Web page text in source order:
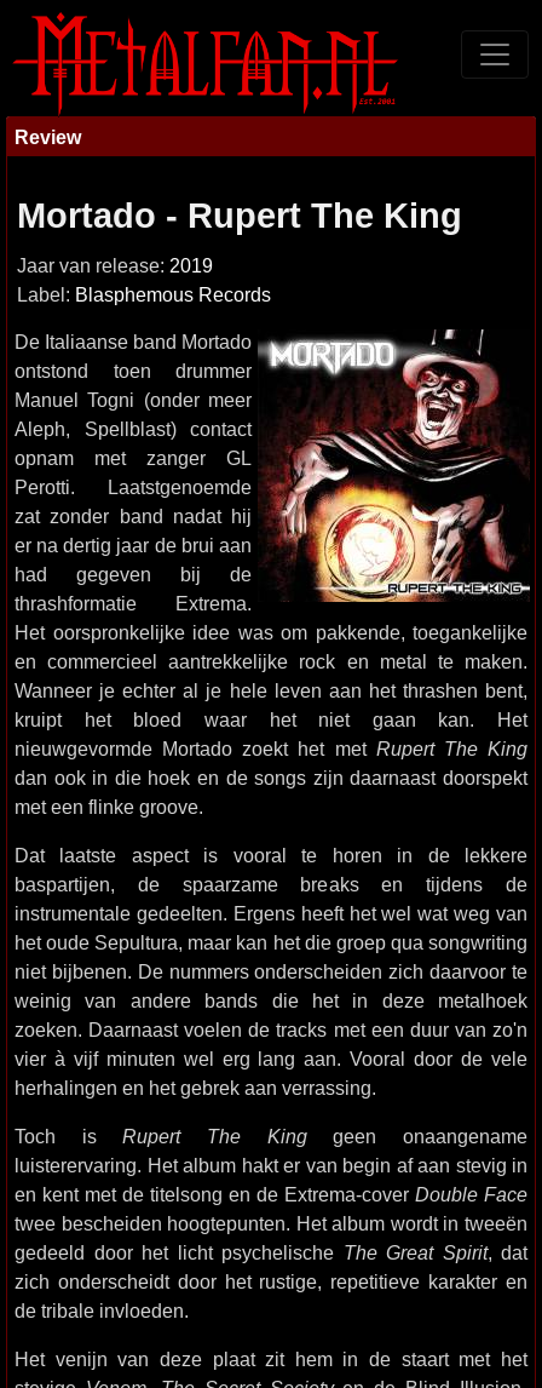
Review
Mortado - Rupert The King
Jaar van release: 2019
Label: Blasphemous Records
De Italiaanse band Mortado
ontstond toen drummer
Manuel Togni (onder meer
Aleph, Spellblast) contact
opnam met zanger GL
Perotti. Laatstgenoemde
zat zonder band nadat hij
er na dertig jaar de brui aan
had gegeven bij de
thrashformatie Extrema.
Het oorspronkelijke idee was om pakkende, toegankelijke
en commercieel aantrekkelijke rock en metal te maken.
Wanneer je echter al je hele leven aan het thrashen bent,
kruipt het bloed waar het niet gaan kan. Het
nieuwgevormde Mortado zoekt het met Rupert The King
dan ook in die hoek en de songs zijn daarnaast doorspekt
met een flinke groove.
Dat laatste aspect is vooral te horen in de lekkere
baspartijen, de spaarzame breaks en tijdens de
instrumentale gedeelten. Ergens heeft het wel wat weg van
het oude Sepultura, maar kan het die groep qua songwriting
niet bijbenen. De nummers onderscheiden zich daarvoor te
weinig van andere bands die het in deze metalhoek
zoeken. Daarnaast voelen de tracks met een duur van zo'n
vier à vijf minuten wel erg lang aan. Vooral door de vele
herhalingen en het gebrek aan verrassing.
Toch isRupert The Kinggeen onaangename
luisterervaring. Het album hakt er van begin af aan stevig in
en kent met de titelsong en de Extrema-cover Double Face
twee bescheiden hoogtepunten. Het album wordt in tweeën
gedeeld door het licht psychelische The Great Spirit, dat
zich onderscheidt door het rustige, repetitieve karakter en
de tribale invloeden.
Het venijn van deze plaat zit hem in de staart met het